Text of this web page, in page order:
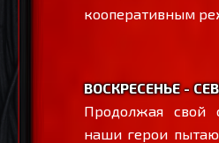
кооперативным
ВОСКРЕСЕНЬЕ -
Продолжая свой
наши герои